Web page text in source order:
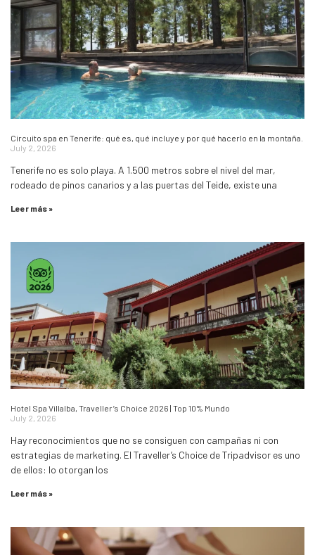
Circuito spa en Tenerife: qué es, qué incluye y por qué hacerlo en la montaña.
July 2, 2026
Tenerife no es solo playa. A 1.500 metros sobre el nivel del mar,
rodeado de pinos canarios y a las puertas del Teide, existe una
Leer más »
Hotel Spa Villalba, Traveller’s Choice 2026 | Top 10% Mundo
July 2, 2026
Hay reconocimientos que no se consiguen con campañas ni con
estrategias de marketing. El Traveller’s Choice de Tripadvisor es uno
de ellos: lo otorgan los
Leer más »